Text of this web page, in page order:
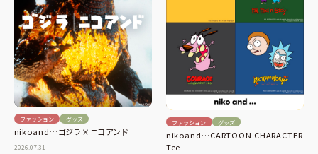
ファッション グッズ
nikoand…ゴジラ×ニコアンド
2026.07.31
ファッション グッズ
nikoand…CARTOON CHARACTER
Tee